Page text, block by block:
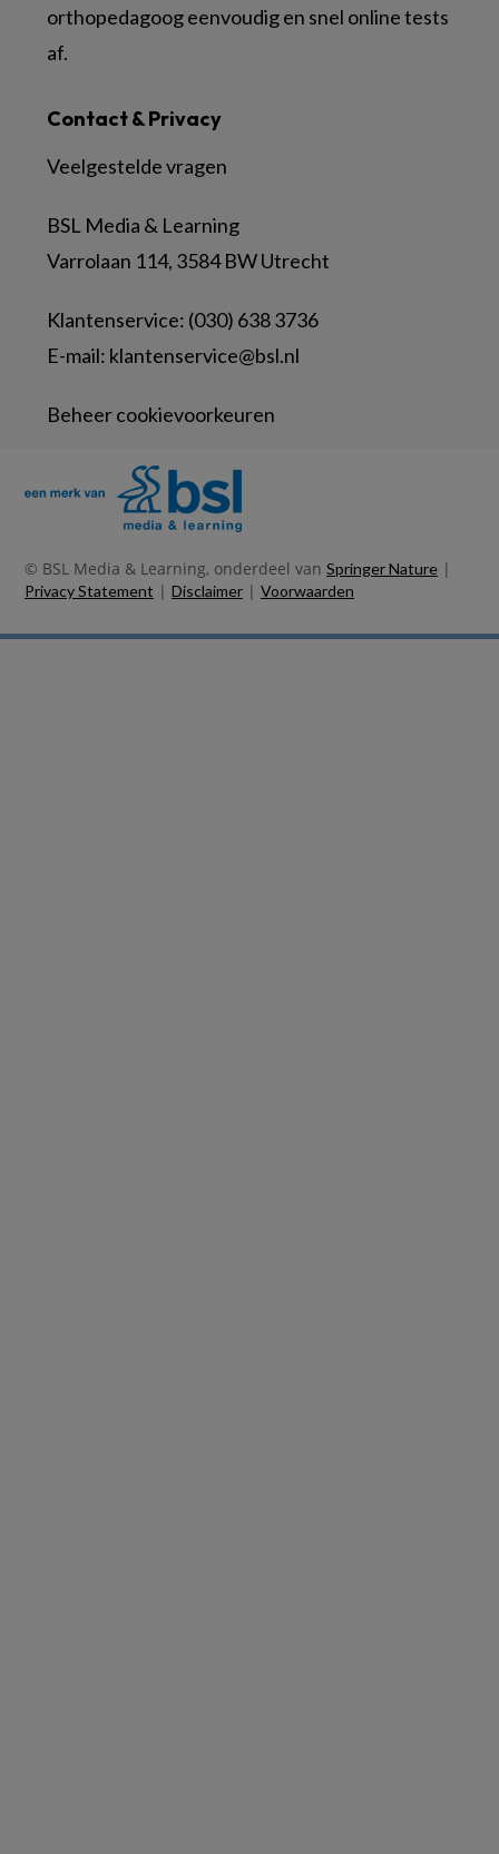
Contact & Privacy
Veelgestelde vragen
BSL Media & Learning
Varrolaan 114, 3584 BW Utrecht
Klantenservice: (030) 638 3736
E-mail: klantenservice@bsl.nl
Beheer cookievoorkeuren
orthopedagoog eenvoudig en snel online tests
af.
© BSL Media & Learning, onderdeel van Springer Nature |
Privacy Statement | Disclaimer | Voorwaarden